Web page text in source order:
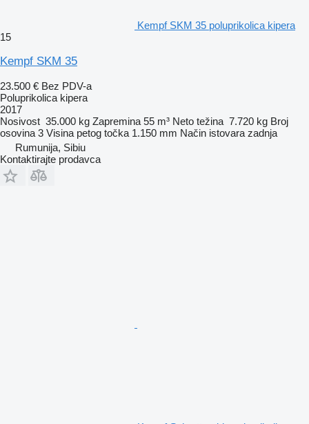
Kempf SKM 35 poluprikolica kipera
15
Kempf SKM 35
23.500 € Bez PDV-a
Poluprikolica kipera
2017
Nosivost 35.000 kg Zapremina 55 m³ Neto težina 7.720 kg Broj
osovina 3 Visina petog točka 1.150 mm Način istovara zadnja
Rumunija, Sibiu
Kontaktirajte prodavca